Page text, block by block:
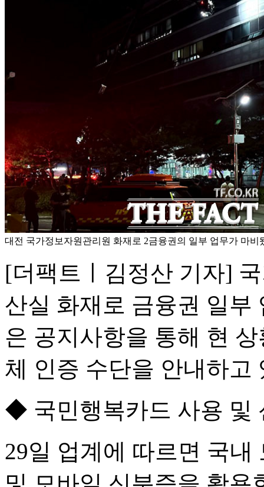
대전 국가정보자원관리원 화재로 2금융권의 일부 업무가 마비
[더팩트ㅣ김정산 기자]
산실 화재로 금융권 일부
은 공지사항을 통해 현
체 인증 수단을 안내하고
◆ 국민행복카드 사용 및
29일 업계에 따르면 국